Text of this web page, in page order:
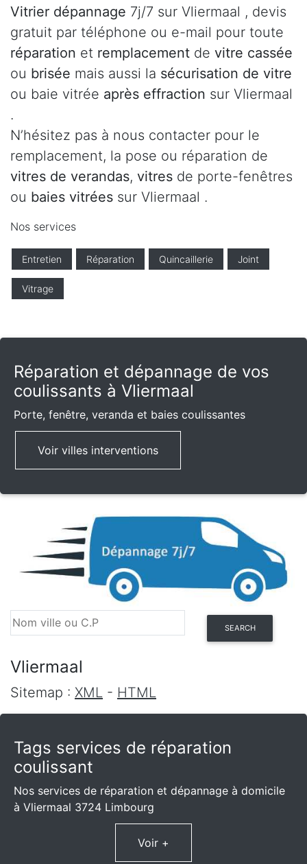
Vitrier dépannage 7j/7 sur Vliermaal , devis
gratuit par téléphone ou e-mail pour toute
réparation et remplacement de vitre cassée
ou brisée mais aussi la sécurisation de vitre
ou baie vitrée après effraction sur Vliermaal
.
N’hésitez pas à nous contacter pour le
remplacement, la pose ou réparation de
vitres de verandas, vitres de porte-fenêtres
ou baies vitrées sur Vliermaal .
Nos services
Entretien Réparation Quincaillerie Joint
Vitrage
Réparation et dépannage de vos
coulissants à Vliermaal
Porte, fenêtre, veranda et baies coulissantes
Voir villes interventions
SEARCH
Vliermaal
Sitemap : XML - HTML
Tags services de réparation
coulissant
Nos services de réparation et dépannage à domicile
à Vliermaal 3724 Limbourg
Voir +